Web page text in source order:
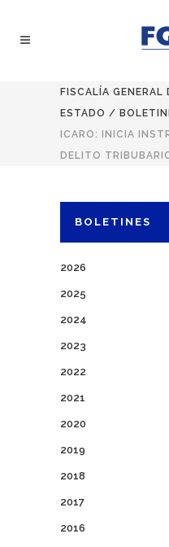
FISCALÍA GENERAL
ESTADO /
ICARO: INICIA
DELITO
BOLETINES
2026
2025
2024
2023
2022
2021
2020
2019
2018
2017
2016